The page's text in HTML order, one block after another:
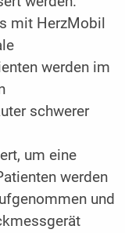
mit HerzMobil
werden im
schwerer
um eine
werden
und